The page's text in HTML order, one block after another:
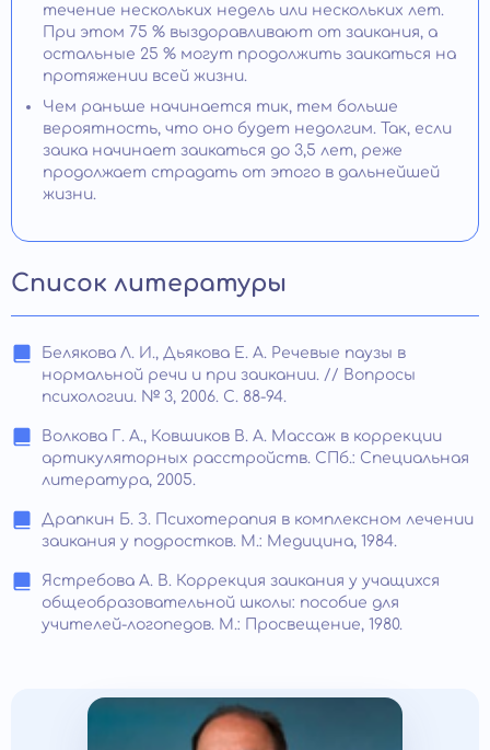
течение нескольких недель или нескольких лет.
При этом 75 % выздоравливают от заикания, а
остальные 25 % могут продолжить заикаться на
протяжении всей жизни.
Чем раньше начинается тик, тем больше
вероятность, что оно будет недолгим. Так, если
заика начинает заикаться до 3,5 лет, реже
продолжает страдать от этого в дальнейшей
жизни.
Список литературы
Белякова Л. И., Дьякова Е. А. Речевые паузы в
нормальной речи и при заикании. // Вопросы
психологии. № 3, 2006. С. 88-94.
Волкова Г. А., Ковшиков В. А. Массаж в коррекции
артикуляторных расстройств. СПб.: Специальная
литература, 2005.
Драпкин Б. З. Психотерапия в комплексном лечении
заикания у подростков. М.: Медицина, 1984.
Ястребова А. В. Коррекция заикания у учащихся
общеобразовательной школы: пособие для
учителей-логопедов. М.: Просвещение, 1980.